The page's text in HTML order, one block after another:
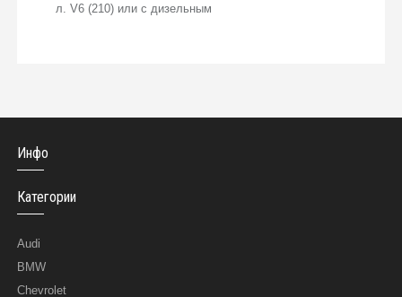
л. V6 (210) или с дизельным
Инфо
Категории
Audi
BMW
Chevrolet